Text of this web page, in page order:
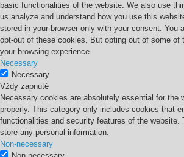
basic functionalities of the website. We also use
us analyze and understand how you use this
stored in your browser only with your consent. You
opt-out of these cookies. But opting out of some of
your browsing experience.
Necessary
Necessary
Vždy zapnuté
Necessary cookies are absolutely essential for the
properly. This category only includes cookies that
functionalities and security features of the website.
store any personal information.
Non-necessary